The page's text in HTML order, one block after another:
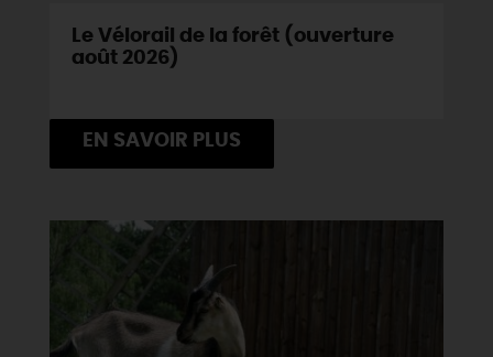
Le Vélorail de la forêt (ouverture
août 2026)
EN SAVOIR PLUS